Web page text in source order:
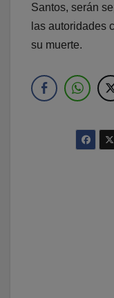
Santos, serán
las autoridades
su muerte.